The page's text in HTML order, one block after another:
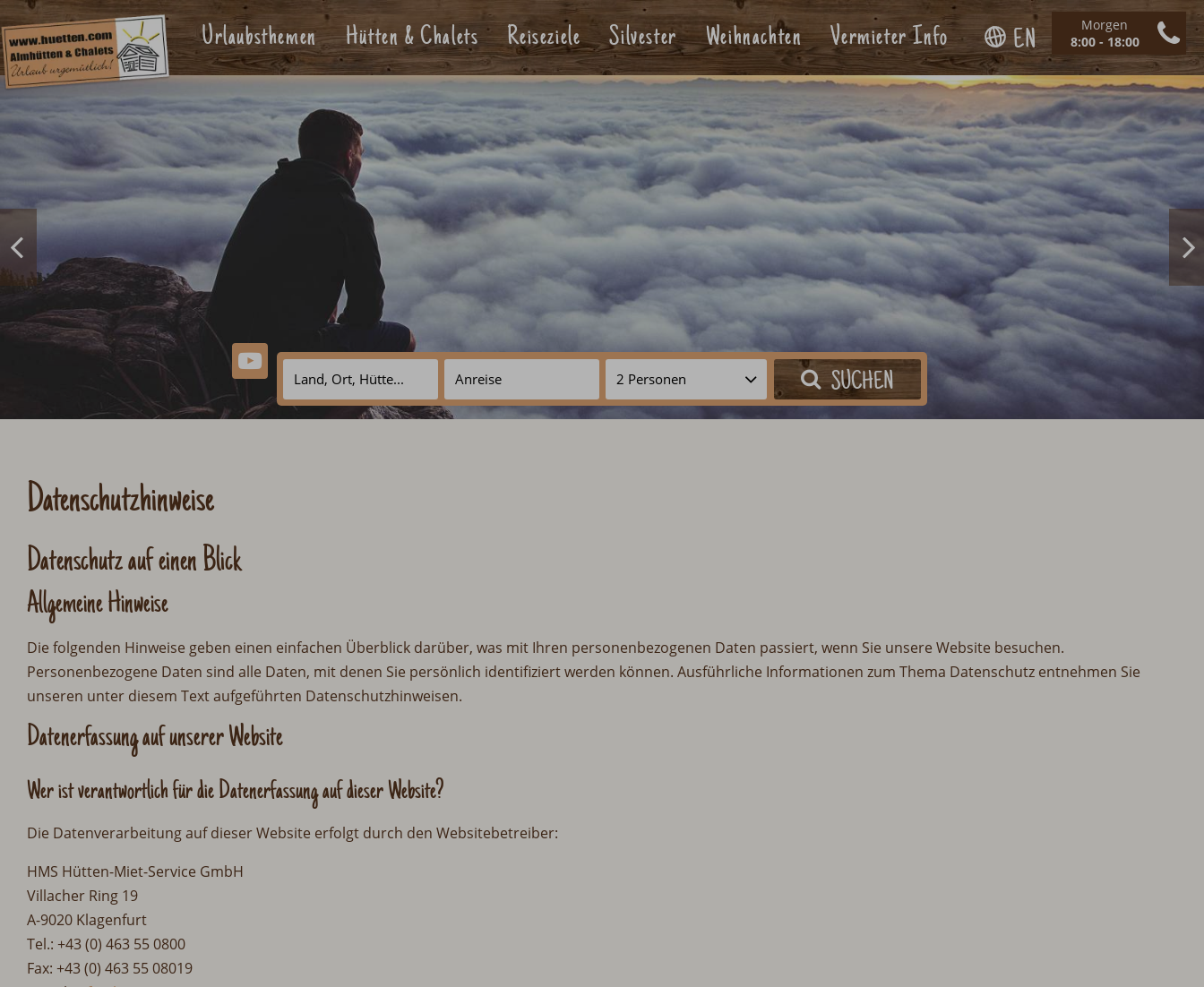
Morgen
8:00 - 18:00
Urlaubsthemen Hütten & Chalets Reiseziele Silvester Weihnachten Vermieter Info EN
Wie mieten auf huetten.com?
SUCHEN
Datenschutz­hinweise
Datenschutz auf einen Blick
Allgemeine Hinweise
Die folgenden Hinweise geben einen einfachen Überblick darüber, was mit Ihren personenbezogenen Daten passiert, wenn Sie unsere Website besuchen.
Personenbezogene Daten sind alle Daten, mit denen Sie persönlich identifiziert werden können. Ausführliche Informationen zum Thema Datenschutz entnehmen Sie
unseren unter diesem Text aufgeführten Datenschutzhinweisen.
Datenerfassung auf unserer Website
Wer ist verantwortlich für die Datenerfassung auf dieser Website?
Die Datenverarbeitung auf dieser Website erfolgt durch den Websitebetreiber:
HMS Hütten-Miet-Service GmbH
Villacher Ring 19
A-9020 Klagenfurt
Tel.: +43 (0) 463 55 0800
Fax: +43 (0) 463 55 08019